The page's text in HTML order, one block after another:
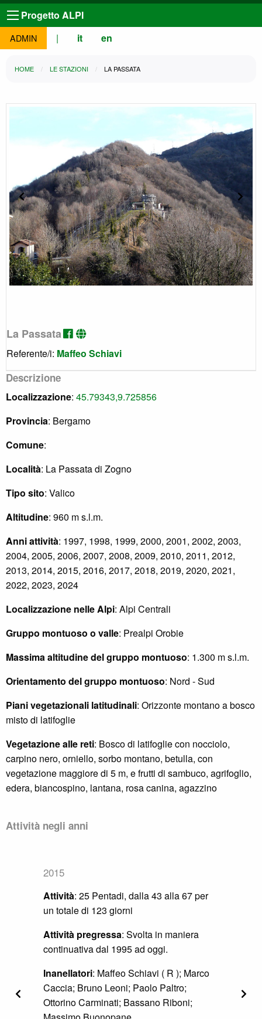
Progetto ALPI
ADMIN | it en
HOME LE STAZIONI LA PASSATA
Slide precedente Slide
La Passata
Referente/i: Maffeo Schiavi
Descrizione
Localizzazione: 45.79343,9.725856
Provincia: Bergamo
Comune:
Località: La Passata di Zogno
Tipo sito: Valico
Altitudine: 960 m s.l.m.
Anni attività: 1997, 1998, 1999, 2000, 2001, 2002, 2003,
2004, 2005, 2006, 2007, 2008, 2009, 2010, 2011, 2012,
2013, 2014, 2015, 2016, 2017, 2018, 2019, 2020, 2021,
2022, 2023, 2024
Localizzazione nelle Alpi: Alpi Centrali
Gruppo montuoso o valle: Prealpi Orobie
Massima altitudine del gruppo montuoso: 1.300 m s.l.m.
Orientamento del gruppo montuoso: Nord - Sud
Piani vegetazionali latitudinali: Orizzonte montano a bosco
misto di latifoglie
Vegetazione alle reti: Bosco di latifoglie con nocciolo,
carpino nero, orniello, sorbo montano, betulla, con
vegetazione maggiore di 5 m, e frutti di sambuco, agrifoglio,
edera, biancospino, lantana, rosa canina, agazzino
Attività negli anni
Precedente
2016
Attività: Dal 30 luglio (pentade 43) al 31
dicembre (pentade 73) per un totale di 139
Attività pregressa: Svolta in maniera
Inanellatori: Maffeo Schiavi (R); Marco
Caccia; Bruno Leoni; Danila Mastronardi.